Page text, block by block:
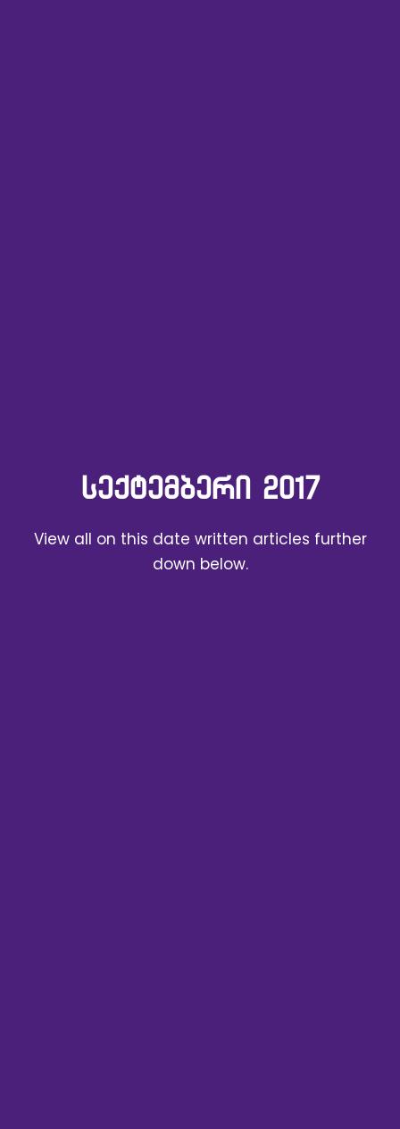
ᲡᲔᲥᲢᲔᲛᲑᲔᲠᲘ 2017
View all on this date written articles further
down below.